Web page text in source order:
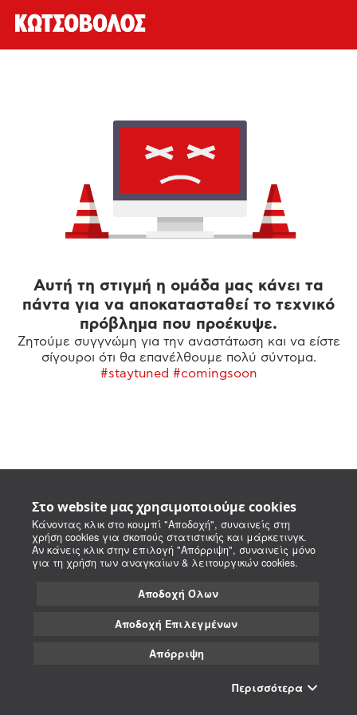
Στο website μας χρησιμοποιούμε cookies
Κάνοντας κλικ στο κουμπί "Αποδοχή", συναινείς στη
χρήση cookies για σκοπούς στατιστικής και μάρκετινγκ.
Αν κάνεις κλικ στην επιλογή "Απόρριψη", συναινείς μόνο
για τη χρήση των αναγκαίων & λειτουργικών cookies.
Αποδοχή Όλων
Αποδοχή Επιλεγμένων
Απόρριψη
Περισσότερα
Αυτή τη στιγμή η ομάδα μας κάνει τα
πάντα για να αποκατασταθεί το τεχνικό
πρόβλημα που προέκυψε.
Ζητούμε συγγνώμη για την αναστάτωση και να είστε
σίγουροι ότι θα επανέλθουμε πολύ σύντομα.
#staytuned #comingsoon